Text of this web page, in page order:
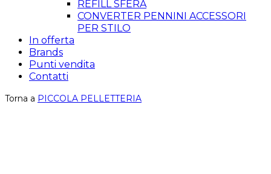
REFILL SFERA
CONVERTER PENNINI ACCESSORI
PER STILO
In offerta
Brands
Punti vendita
Contatti
Torna a PICCOLA PELLETTERIA